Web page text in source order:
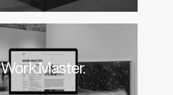
Work.Master.